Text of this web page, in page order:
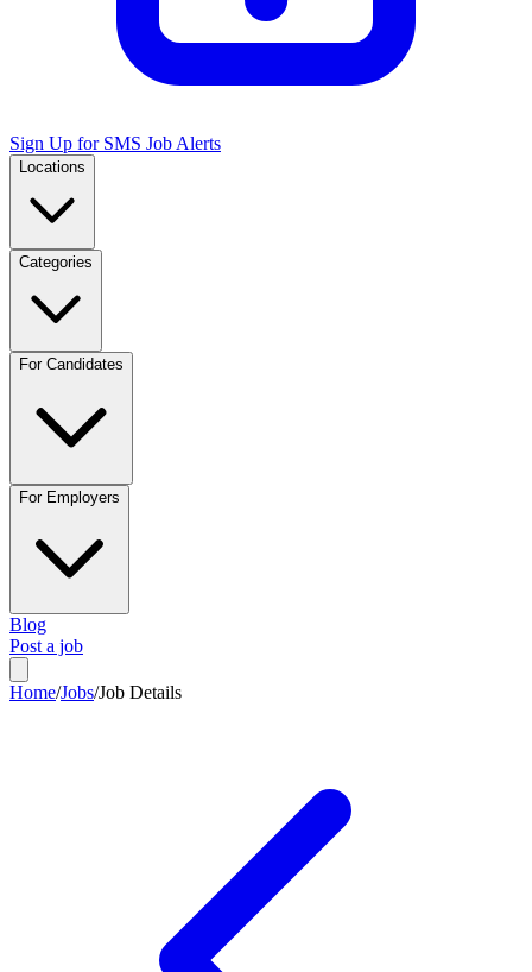
Sign Up for SMS Job Alerts
Locations
Categories
For Candidates
For Employers
Blog
Post a job
Home/Jobs/Job Details